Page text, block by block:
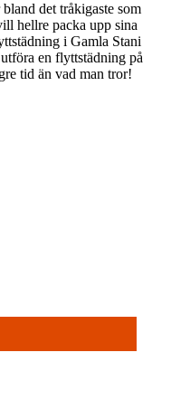
det tråkigaste som
hellre packa upp sina
i Gamla Stani
en flyttstädning på
tid än vad man tror!